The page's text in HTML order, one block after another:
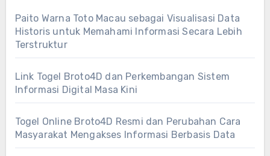
Paito Warna Toto Macau sebagai Visualisasi Data
Historis untuk Memahami Informasi Secara Lebih
Terstruktur
Link Togel Broto4D dan Perkembangan Sistem
Informasi Digital Masa Kini
Togel Online Broto4D Resmi dan Perubahan Cara
Masyarakat Mengakses Informasi Berbasis Data